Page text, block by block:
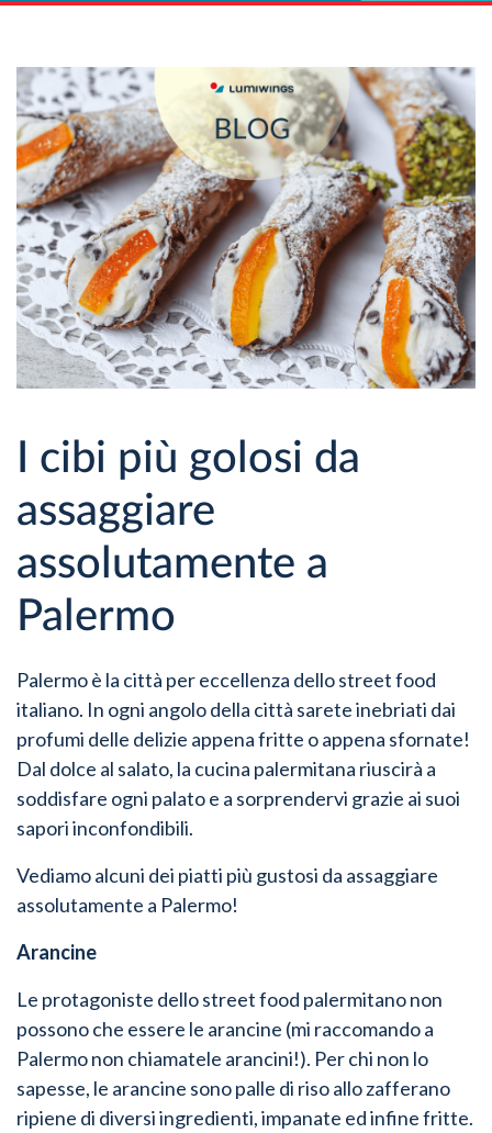
I cibi più golosi da
assaggiare
assolutamente a
Palermo
Palermo è la città per eccellenza dello street food
italiano. In ogni angolo della città sarete inebriati dai
profumi delle delizie appena fritte o appena sfornate!
Dal dolce al salato, la cucina palermitana riuscirà a
soddisfare ogni palato e a sorprendervi grazie ai suoi
sapori inconfondibili.
Vediamo alcuni dei piatti più gustosi da assaggiare
assolutamente a Palermo!
Arancine
Le protagoniste dello street food palermitano non
possono che essere le arancine (mi raccomando a
Palermo non chiamatele arancini!). Per chi non lo
sapesse, le arancine sono palle di riso allo zafferano
ripiene di diversi ingredienti, impanate ed infine fritte.